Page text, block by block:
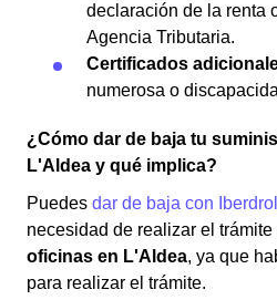
declaración de la renta
Agencia Tributaria.
Certificados
numerosa o
¿Cómo dar de baja tu
L'Aldea y qué implica?
Puedes dar de baja con
necesidad de realizar el trámite
oficinas en L'Aldea, ya que
para realizar el trámite.